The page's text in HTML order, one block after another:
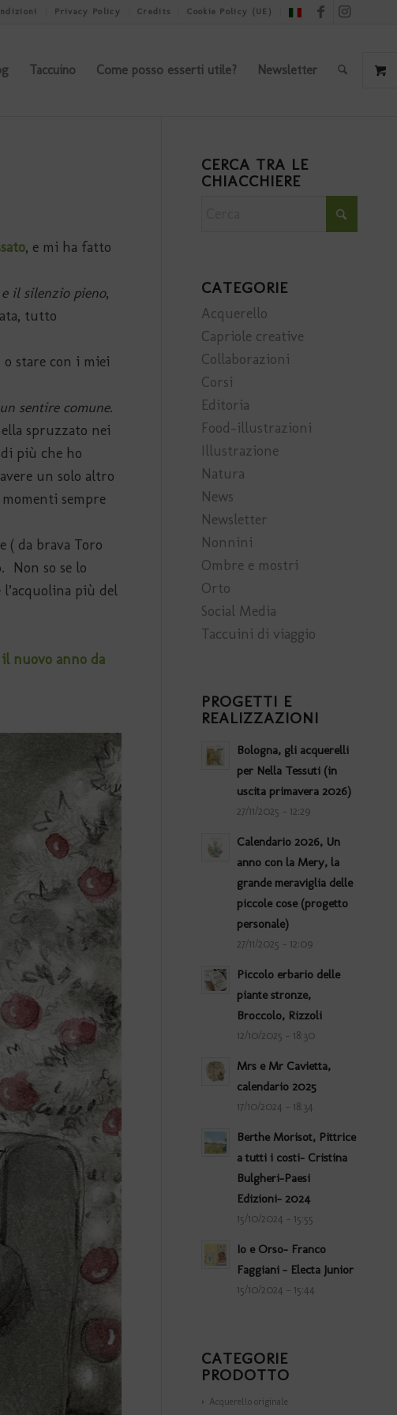
Privacy Policy Credits Cookie Policy (UE)
Taccuino Come posso esserti utile? Newsletter
, e mi ha fatto
il silenzio pieno,
tutto
o stare con i miei
sentire comune.
spruzzato nei
più che ho
un solo altro
sempre
da brava Toro
Non so se lo
più del
nuovo anno da
CERCA TRA LE
CHIACCHIERE
CATEGORIE
Acquerello
Capriole creative
Collaborazioni
Corsi
Editoria
Food-illustrazioni
Illustrazione
Natura
News
Newsletter
Nonnini
Ombre e mostri
Orto
Social Media
Taccuini di viaggio
PROGETTI E
REALIZZAZIONI
Bologna, gli acquerelli
per Nella Tessuti (in
uscita primavera 2026)
27/11/2025 - 12:29
Calendario 2026, Un
anno con la Mery, la
grande meraviglia delle
piccole cose (progetto
personale)
27/11/2025 - 12:09
Piccolo erbario delle
piante stronze,
Broccolo, Rizzoli
12/10/2025 - 18:30
Mrs e Mr Cavietta,
calendario 2025
17/10/2024 - 18:34
Berthe Morisot, Pittrice
a tutti i costi- Cristina
Bulgheri-Paesi
Edizioni- 2024
15/10/2024 - 15:55
Io e Orso- Franco
Faggiani – Electa Junior
15/10/2024 - 15:44
CATEGORIE
PRODOTTO
Acquerello originale